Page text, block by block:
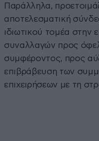
Παράλληλα,
αποτελεσματική
ιδιωτικού τομέα στην
συναλλαγών προς
συμφέροντος, προς
επιβράβευση των
επιχειρήσεων με τη